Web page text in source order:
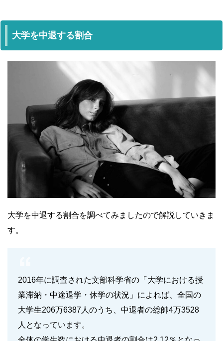
大学を中退する割合
大学を中退する割合を調べてみましたので解説していきま
す。
2016年に調査された文部科学省の「大学における授
業滞納・中途退学・休学の状況」によれば、全国の
大学生206万6387人のうち、中退者の総帥4万3528
人となっています。